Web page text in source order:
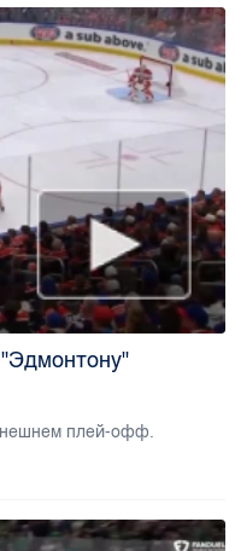
плей-офф.